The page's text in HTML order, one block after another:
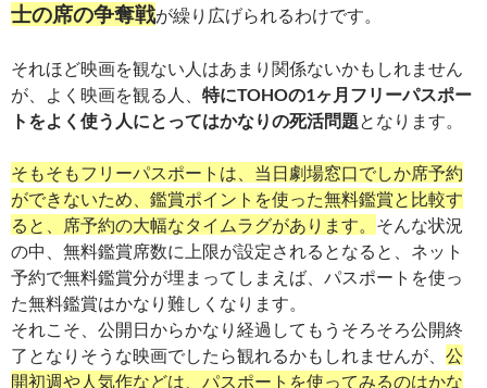
士の席の争奪戦が繰り広げられるわけです。
それほど映画を観ない人はあまり関係ないかもしれません
が、よく映画を観る人、 特にTOHOの1ヶ月フリーパスポー
トをよく使う人にとってはかなりの死活問題 となります。
そもそもフリーパスポートは、当日劇場窓口でしか席予約
ができないため、鑑賞ポイントを使った無料鑑賞と比較す
ると、席予約の大幅なタイムラグがあります。 そんな状況
の中、無料鑑賞席数に上限が設定されるとなると、ネット
予約で無料鑑賞分が埋まってしまえば、パスポートを使っ
た無料鑑賞はかなり難しくなります。
それこそ、公開日からかなり経過してもうそろそろ公開終
了となりそうな映画でしたら観れるかもしれませんが、 公
開初週や人気作などは、パスポートを使ってみるのはかな